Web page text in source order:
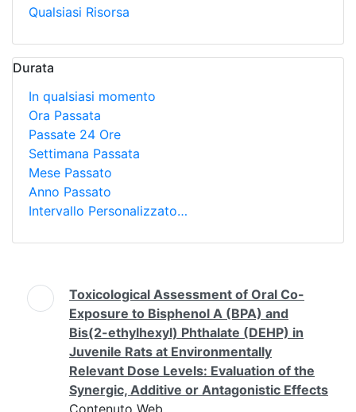
Qualsiasi Risorsa
Durata
In qualsiasi momento
Ora Passata
Passate 24 Ore
Settimana Passata
Mese Passato
Anno Passato
Intervallo Personalizzato…
Ricerca
Toxicological Assessment of Oral Co-
Exposure to Bisphenol A (BPA) and
Bis(2-ethylhexyl) Phthalate (DEHP) in
Juvenile Rats at Environmentally
Relevant Dose Levels: Evaluation of the
Synergic, Additive or Antagonistic Effects
Contenuto Web